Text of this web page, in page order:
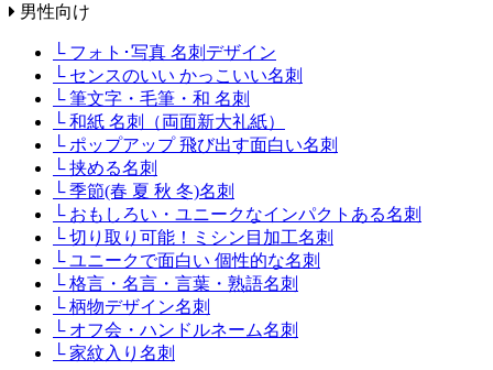
男性向け
└ フォト･写真 名刺デザイン
└ センスのいい かっこいい名刺
└ 筆文字・毛筆・和 名刺
└ 和紙 名刺（両面新大礼紙）
└ ポップアップ 飛び出す面白い名刺
└ 挟める名刺
└ 季節(春 夏 秋 冬)名刺
└ おもしろい・ユニークなインパクトある名刺
└ 切り取り可能！ミシン目加工名刺
└ ユニークで面白い 個性的な名刺
└ 格言・名言・言葉・熟語名刺
└ 柄物デザイン名刺
└ オフ会・ハンドルネーム名刺
└ 家紋入り名刺